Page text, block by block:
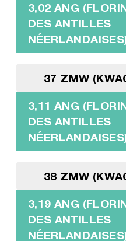
3,02 ANG
DES ANTILLES
37 ZMW
3,11 ANG
DES ANTILLES
38 ZMW
3,19 ANG
DES ANTILLES